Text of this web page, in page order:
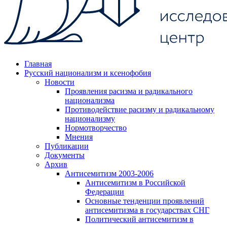
Главная
Русский национализм и ксенофобия
Новости
Проявления расизма и радикального
национализма
Противодействие расизму и радикальному
национализму
Нормотворчество
Мнения
Публикации
Документы
Архив
Антисемитизм 2003-2006
Антисемитизм в Российской
Федерации
Основные тенденции проявлений
антисемитизма в государствах СНГ
Политический антисемитизм в